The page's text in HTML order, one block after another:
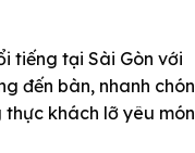
tiếng tại Sài Gòn với
đến bàn, nhanh
khách lỡ yêu